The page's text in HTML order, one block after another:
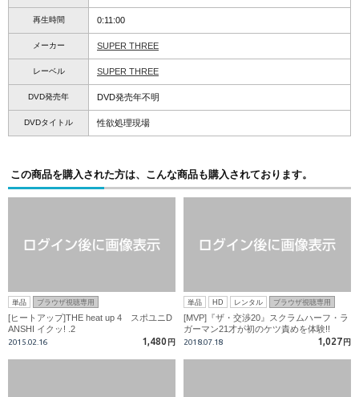
再生時間 0:11:00
メーカー SUPER THREE
レーベル SUPER THREE
DVD発売年 DVD発売年不明
DVDタイトル 性欲処理現場
この商品を購入された方は、こんな商品も購入されております。
単品 ブラウザ視聴専用
[ヒートアップ]THE heat up 4 スポユニD
ANSHI イクッ! .2
2015.02.16 1,480 円
単品 HD レンタル ブラウザ視聴専用
[MVP]『ザ・交渉20』スクラムハーフ・ラ
ガーマン21才が初のケツ責めを体験!!
2018.07.18 1,027 円